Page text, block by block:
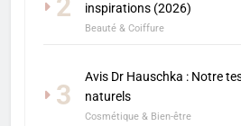
2
inspirations (2026)
Beauté & Coiffure
3
Avis Dr Hauschka : Notre
naturels
Cosmétique & Bien-être